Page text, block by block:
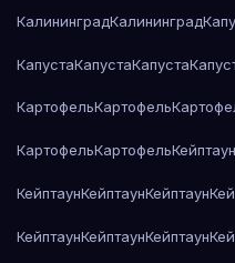
КалининградКалининград
КапустаКапустаКапуста
КартофельКартофель
КартофельКартофельКейптаун
КейптаунКейптаунКейптаун
КейптаунКейптаунКейптаун